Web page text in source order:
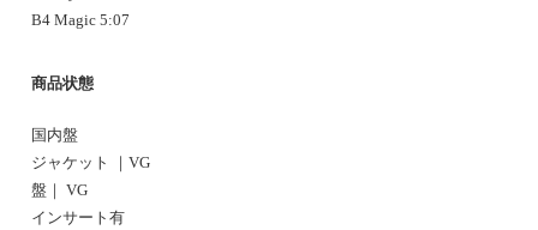
B4 Magic 5:07
商品状態
国内盤
ジャケット ｜VG
盤｜ VG
インサート有